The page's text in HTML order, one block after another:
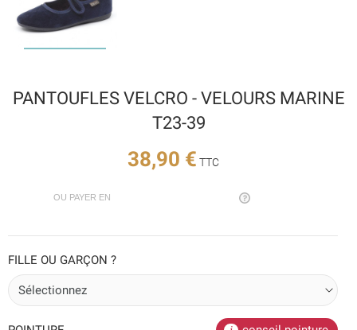
PANTOUFLES VELCRO - VELOURS MARINE
T23-39
38,90 € TTC
OU PAYER EN
FILLE OU GARÇON ?